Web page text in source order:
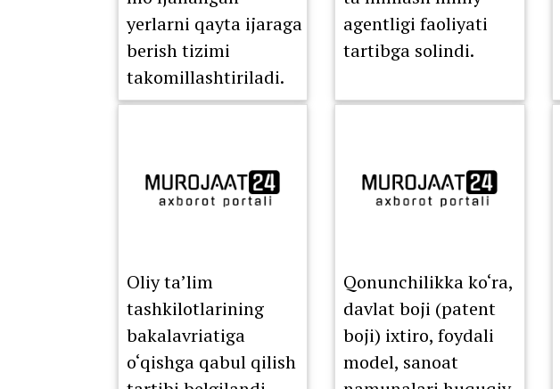
yerlarni qayta ijaraga
berish tizimi
takomillashtiriladi.
agentligi faoliyati
tartibga solindi.
Oliy ta’lim
tashkilotlarining
bakalavriatiga
o‘qishga qabul qilish
Qonunchilikka ko‘ra,
davlat boji (patent
boji) ixtiro, foydali
model, sanoat